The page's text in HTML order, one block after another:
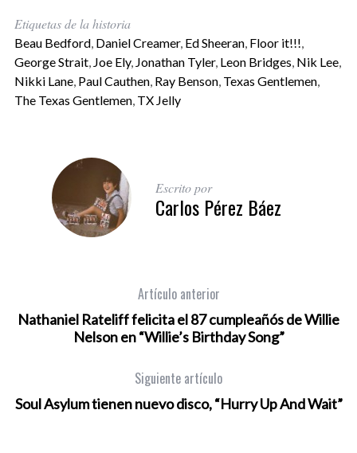
Etiquetas de la historia
Beau Bedford, Daniel Creamer, Ed Sheeran, Floor it!!!
George Strait, Joe Ely, Jonathan Tyler, Leon Bridges Nik Lee,
Nikki Lane, Paul Cauthen, Ray Benson, Texas Gentlemen,
The Texas Gentlemen, TX Jelly
Escrito por
Carlos Pérez Báez
Artículo anterior
Nathaniel Rateliff felicita el 87 cumpleañós de Willie
Nelson en “Willie’s Birthday Song”
Siguiente artículo
Soul Asylum tienen nuevo disco, “Hurry Up And Wait”